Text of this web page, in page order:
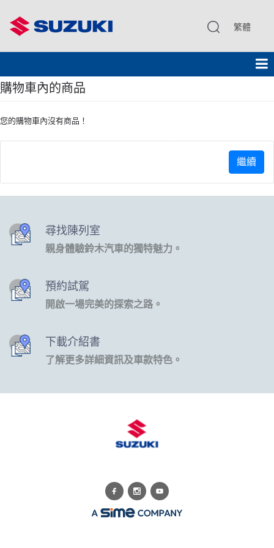
繁體
購物車內的商品
您的購物車內沒有商品！
繼續
尋找陳列室
親身體驗鈴木汽車的獨特魅力。
預約試駕
開啟一場完美的探索之路。
下載介紹書
了解更多詳細資訊及車款特色。